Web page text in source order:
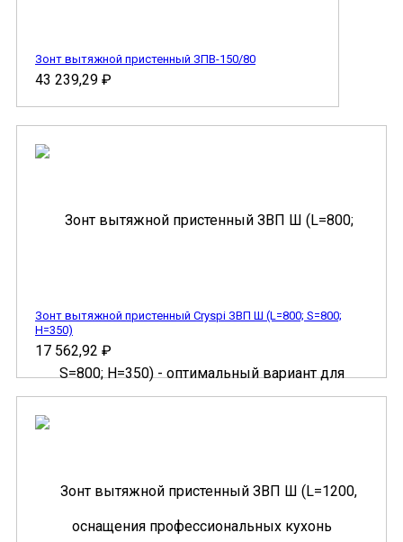
Зонт вытяжной пристенный ЗПВ-150/80
43 239,29 ₽
Зонт вытяжной пристенный Cryspi ЗВП Ш (L=800; S=800;
H=350)
17 562,92 ₽